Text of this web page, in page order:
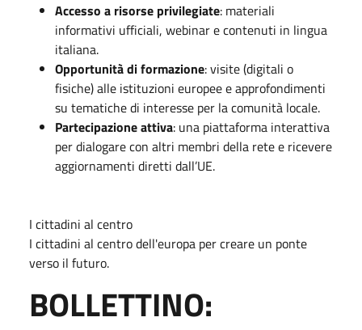
Accesso a risorse privilegiate: materiali
informativi ufficiali, webinar e contenuti in lingua
italiana.
Opportunità di formazione: visite (digitali o
fisiche) alle istituzioni europee e approfondimenti
su tematiche di interesse per la comunità locale.
Partecipazione attiva: una piattaforma interattiva
per dialogare con altri membri della rete e ricevere
aggiornamenti diretti dall’UE.
I cittadini al centro
I cittadini al centro dell'europa per creare un ponte
verso il futuro.
BOLLETTINO: